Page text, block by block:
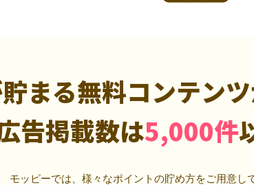
まる無料コンテン
告掲載数は5,000件
モッピーでは、様々なポイントの貯め方をご用意し